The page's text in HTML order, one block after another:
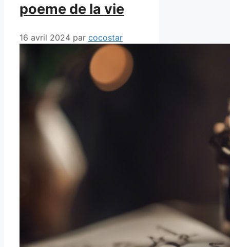
poeme de la vie
16 avril 2024 par cocostar